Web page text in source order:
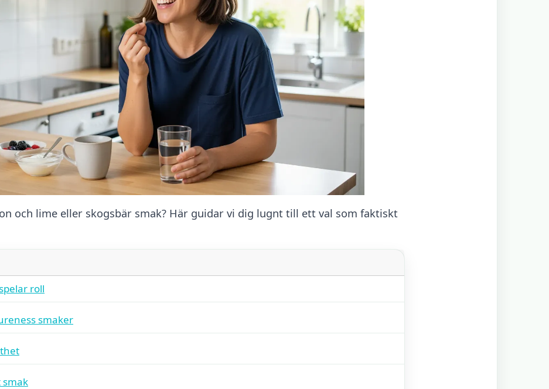
och lime eller skogsbär smak? Här guidar vi dig lugnt till ett val som faktiskt
roll
smaker
smak